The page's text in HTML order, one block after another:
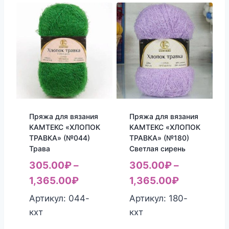
Пряжа для вязания
КАМТЕКС «ХЛОПОК
ТРАВКА» (№044)
Трава
305.00₽–
1,365.00₽
Артикул: 044-
кхт
Пряжа для вязания
КАМТЕКС «ХЛОПОК
ТРАВКА» (№180)
Светлая сирень
305.00₽–
1,365.00₽
Артикул: 180-
кхт